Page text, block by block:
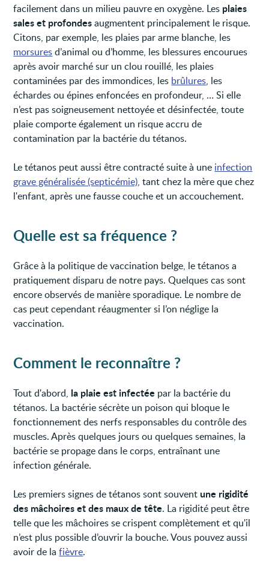
facilement dans un milieu pauvre en oxygène. Les plaies
sales et profondesaugmentent principalement le risque.
Citons, par exemple, les plaies par arme blanche, les
morsuresd’animal ou d’homme, les blessures encourues
après avoir marché sur un clou rouillé, les plaies
contaminées par des immondices, les brûlures, les
échardes ou épines enfoncées en profondeur, … Si elle
n’est pas soigneusement nettoyée et désinfectée, toute
plaie comporte également un risque accru de
contamination par la bactérie du tétanos.
Le tétanos peut aussi être contracté suite à une infection
grave généralisée (septicémie), tant chez la mère que chez
l'enfant, après une fausse couche et un accouchement.
Quelle est sa fréquence ?
Grâce à la politique de vaccination belge, le tétanos a
pratiquement disparu de notre pays. Quelques cas sont
encore observés de manière sporadique. Le nombre de
cas peut cependant réaugmenter si l’on néglige la
vaccination.
Comment le reconnaître ?
Tout d'abord, la plaie est infectée par la bactérie du
tétanos. La bactérie sécrète un poison qui bloque le
fonctionnement des nerfs responsables du contrôle des
muscles. Après quelques jours ou quelques semaines, la
bactérie se propage dans le corps, entraînant une
infection générale.
Les premiers signes de tétanos sont souvent une rigidité
des mâchoires et des maux de tête. La rigidité peut être
telle que les mâchoires se crispent complètement et qu'il
n’est plus possible d’ouvrir la bouche. Vous pouvez aussi
avoir de lafièvre.